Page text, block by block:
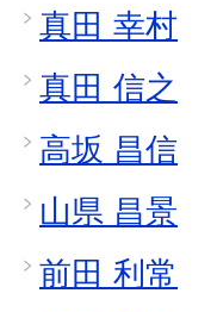
真田 幸村
真田 信之
高坂 昌信
山県 昌景
前田 利常